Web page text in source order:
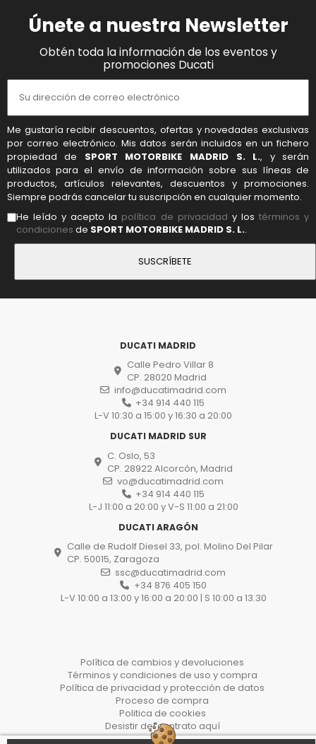
Únete a nuestra Newsletter
Obtén toda la información de los eventos y
promociones Ducati
Me gustaría recibir descuentos, ofertas y novedades exclusivas
por correo electrónico. Mis datos serán incluidos en un fichero
propiedad de SPORT MOTORBIKE MADRID S. L., y serán
utilizados para el envío de información sobre sus líneas de
productos, artículos relevantes, descuentos y promociones.
Siempre podrás cancelar tu suscripción en cualquier momento.
He leído y acepto la política de privacidad y lostérminos y
condiciones de SPORT MOTORBIKE MADRID S. L..
DUCATI MADRID
Calle Pedro Villar 8
CP. 28020 Madrid
info@ducatimadrid.com
+34 914 440 115
L-V 10:30 a 15:00 y 16:30 a 20:00
DUCATI MADRID SUR
C. Oslo, 53
CP. 28922 Alcorcón, Madrid
vo@ducatimadrid.com
+34 914 440 115
L-J 11:00 a 20:00 y V-S 11:00 a 21:00
DUCATI ARAGÓN
Calle de Rudolf Diesel 33, pol. Molino Del Pilar
CP. 50015, Zaragoza
ssc@ducatimadrid.com
+34 876 405 150
L-V 10:00 a 13:00 y 16:00 a 20:00 | S 10:00 a 13.30
Política de cambios y devoluciones
Términos y condiciones de uso y compra
Política de privacidad y protección de datos
Proceso de compra
Politica de cookies
Desistir del contrato aquí